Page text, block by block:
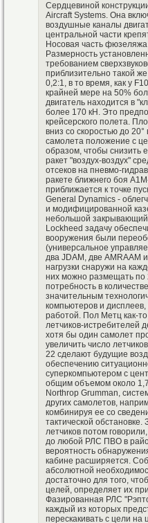
Сердцевиной
Aircraft Systems. Она
воздушные каналы
центральной части
Носовая часть
Размерность
требованием
приблизительно такой же
0,2:1, в то время, как у
крайней мере на 50%
двигатель находится в
более 170 кН. Это
крейсерского полета.
вниз со скоростью до
самолета положение с
образом, чтобы снизить
ракет "воздух-воздух"
отсеков на пневмо-
ракете ближнего боя
приближается к точке
General Dynamics -
и модифицированной
небольшой
Lockheed задачу
вооружения были
(универсальное
два JDAM, две AMRAAM
нагрузки снаружи на
них можно размещать по
потребность в
значительным
компьютеров и дисплеев,
работой. Пол Метц как-
летчиков-истребителей
хотя бы один самолет
увеличить число
22 сделают будущие
обеспечению
суперкомпьютером с
общим объемом около
Northrop Grumman,
других самолетов,
комбинируя ее со
тактической
летчиков потом
до любой РЛС ПВО в
вероятность
кабине расширяется.
абсолютной
достаточно для того,
целей, определяет их
Фазированная РЛС
каждый из которых
перескакивать с цели